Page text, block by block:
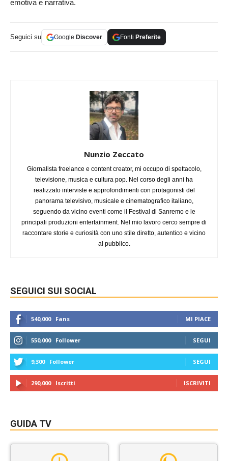
emotiva e narrativa.
Seguici su Google Discover Fonti Preferite
Nunzio Zeccato
Giornalista freelance e content creator, mi occupo di spettacolo,
televisione, musica e cultura pop. Nel corso degli anni ha
realizzato interviste e approfondimenti con protagonisti del
panorama televisivo, musicale e cinematografico italiano,
seguendo da vicino eventi come il Festival di Sanremo e le
principali produzioni entertainment. Nel mio lavoro cerco sempre di
raccontare storie e curiosità con uno stile diretto, autentico e vicino
al pubblico.
SEGUICI SUI SOCIAL
540,000 Fans MI PIACE
550,000 Follower SEGUI
9,300 Follower SEGUI
290,000 Iscritti ISCRIVITI
GUIDA TV